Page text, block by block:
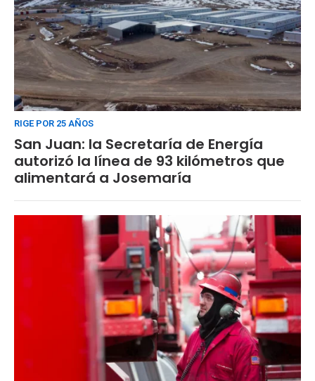
RIGE POR 25 AÑOS
San Juan: la Secretaría de Energía
autorizó la línea de 93 kilómetros que
alimentará a Josemaría